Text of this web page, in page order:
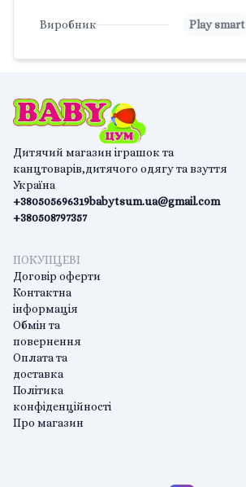
Виробник Play smart
Дитячий магазин іграшок та
канцтоварів,дитячого одягу та взуття
Україна
+380505696319
+380508797357
babytsum.ua@gmail.com
ПОКУПЦЕВІ
Договір оферти
Контактна
інформація
Обмін та
повернення
Оплата та
доставка
Політика
конфіденційності
Про магазин